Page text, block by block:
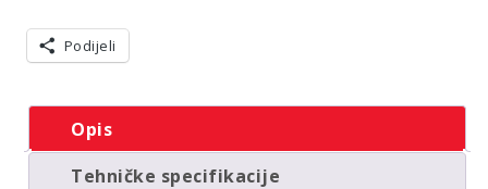
Podijeli
Opis
Tehničke specifikacije